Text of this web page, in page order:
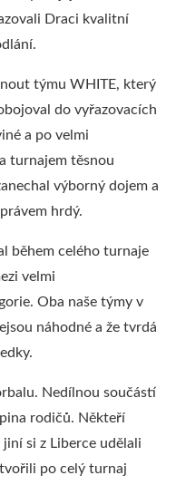
Draci kvalitní
týmu WHITE, který
do vyřazovacích
a po velmi
turnajem těsnou
výborný dojem a
hrdý.
během celého turnaje
velmi
Oba naše týmy v
náhodné a že tvrdá
Nedílnou součástí
rodičů. Někteří
si z Liberce udělali
po celý turnaj